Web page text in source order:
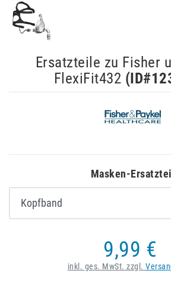
Ersatzteile zu Fisher
FlexiFit432 (ID#
Masken-Ersatzteil
9,99 €
inkl. ges. MwSt. zzgl.